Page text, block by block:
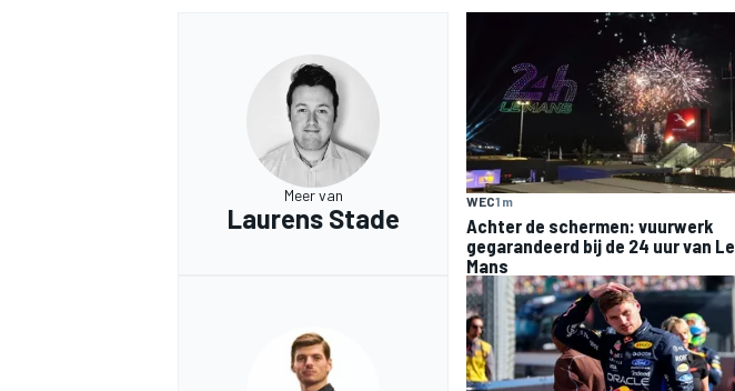
Meer van
Laurens Stade
WEC1 m
Achter de schermen: vuurwerk
gegarandeerd bij de 24 uur van Le
Mans